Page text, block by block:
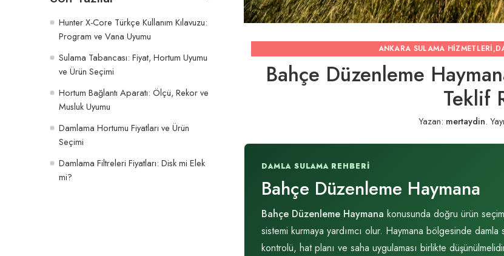
ANKARA SULAMA HIZMETLERI,
Bahçe Düzenleme
Teklif
Yazan: mertaydin.
DAMLA SULAMA REHBERI
Bahçe Düzenleme Haymana
Bahçe Düzenleme Haymana konusunda doğru ürün
sistemi kurmaya yardımcı olur. Haymana bölgesinde
kontrolü, hat planı ve saha uygulaması birlikte
Hunter X-Core Türkçe Kullanım Kılavuzu:
Program ve Vana Uyumu
Sulama Tabancası: Fiyat, Hortum Uyumu
ve Ürün Seçimi
Hortum Bağlantı Aparatı: Ölçü, Rekor ve
Musluk Uyumu
Damlama Hortumu Fiyatları ve Ürün
Seçimi
Damlama Filtreleri Fiyatları: Disk mi Elek
mi?